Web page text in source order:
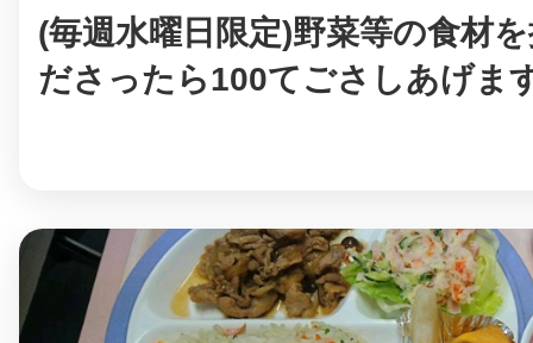
(毎週水曜日限定)野菜等の食材
ださったら100てごさしあげま